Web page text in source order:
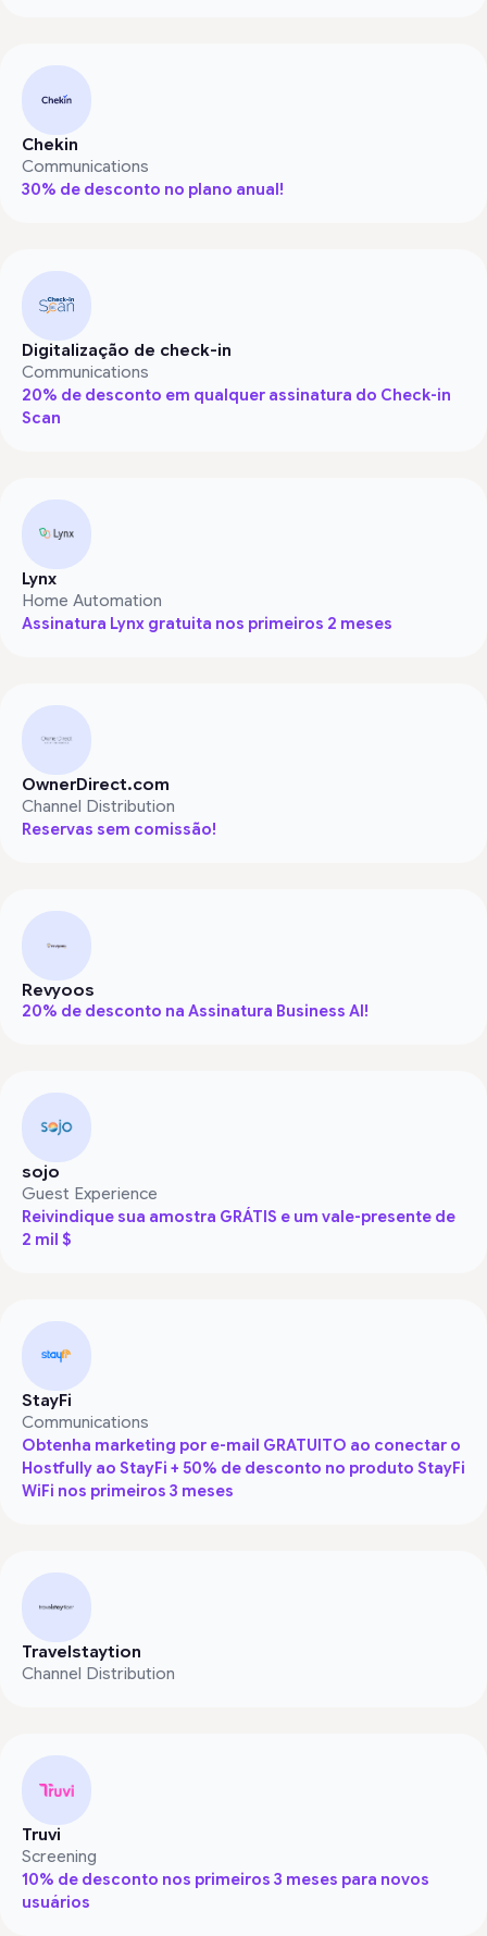
Chekin
Communications
30% de desconto no plano anual!
Digitalização de check-in
Communications
20% de desconto em qualquer assinatura do Check-in
Scan
Lynx
Home Automation
Assinatura Lynx gratuita nos primeiros 2 meses
OwnerDirect.com
Channel Distribution
Reservas sem comissão!
Revyoos
20% de desconto na Assinatura Business AI!
sojo
Guest Experience
Reivindique sua amostra GRÁTIS e um vale-presente de
2 mil $
StayFi
Communications
Obtenha marketing por e-mail GRATUITO ao conectar o
Hostfully ao StayFi + 50% de desconto no produto StayFi
WiFi nos primeiros 3 meses
Travelstaytion
Channel Distribution
Truvi
Screening
10% de desconto nos primeiros 3 meses para novos
usuários